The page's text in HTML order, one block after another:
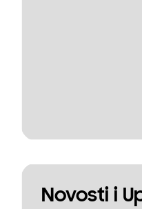
Novosti i